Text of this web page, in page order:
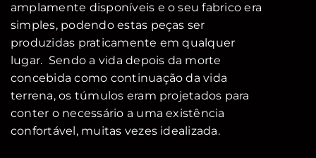
amplamente disponíveis e o seu fabrico era
simples, podendo estas peças ser
produzidas praticamente em qualquer
lugar. Sendo a vida depois da morte
concebida como continuação da vida
terrena, os túmulos eram projetados para
conter o necessário a uma existência
confortável, muitas vezes idealizada.